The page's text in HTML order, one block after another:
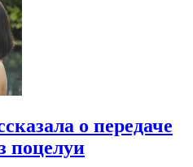
о передаче
поцелуи